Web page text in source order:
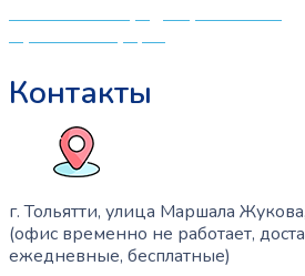
Политика конфиденциальности
Публичная оферта
Контакты
г. Тольятти, улица Маршала
(офис временно не работает,
ежедневные, бесплатные)